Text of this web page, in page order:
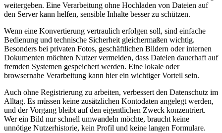
weitergeben. Eine Verarbeitung ohne Hochladen von Dateien auf
den Server kann helfen, sensible Inhalte besser zu schützen.
Wenn eine Konvertierung vertraulich erfolgen soll, sind einfache
Bedienung und technische Sicherheit gleichermaßen wichtig.
Besonders bei privaten Fotos, geschäftlichen Bildern oder internen
Dokumenten möchten Nutzer vermeiden, dass Dateien dauerhaft auf
fremden Systemen gespeichert werden. Eine lokale oder
browsernahe Verarbeitung kann hier ein wichtiger Vorteil sein.
Auch ohne Registrierung zu arbeiten, verbessert den Datenschutz im
Alltag. Es müssen keine zusätzlichen Kontodaten angelegt werden,
und der Vorgang bleibt auf den eigentlichen Zweck konzentriert.
Wer ein Bild nur schnell umwandeln möchte, braucht keine
unnötige Nutzerhistorie, kein Profil und keine langen Formulare.